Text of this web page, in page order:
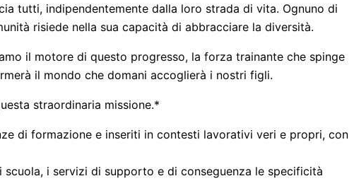
tutti, indipendentemente dalla loro strada di vita. Ognuno di
risiede nella sua capacità di abbracciare la diversità.
il motore di questo progresso, la forza trainante che spinge
il mondo che domani accoglierà i nostri figli.
straordinaria missione.*
di formazione e inseriti in contesti lavorativi veri e propri, con
i servizi di supporto e di conseguenza le specificità